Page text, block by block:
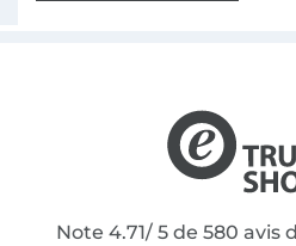
Note 4.71/ 5 de 580 avis